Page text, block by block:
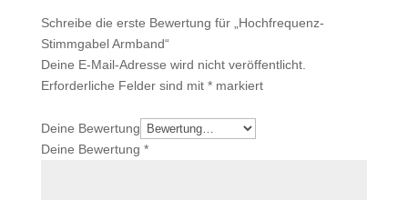
Schreibe die erste Bewertung für „Hochfrequenz-
Stimmgabel Armband“
Deine E-Mail-Adresse wird nicht veröffentlicht.
Erforderliche Felder sind mit *markiert
Deine Bewertung
Deine Bewertung *